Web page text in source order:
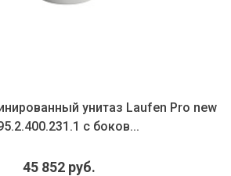
унитаз Laufen Pro new
с боков...
45 852 руб.